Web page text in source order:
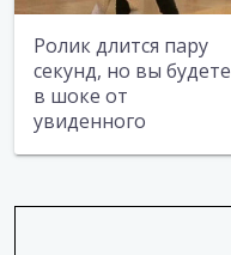
Ролик длится пару
секунд, но вы будете
в шоке от
увиденного